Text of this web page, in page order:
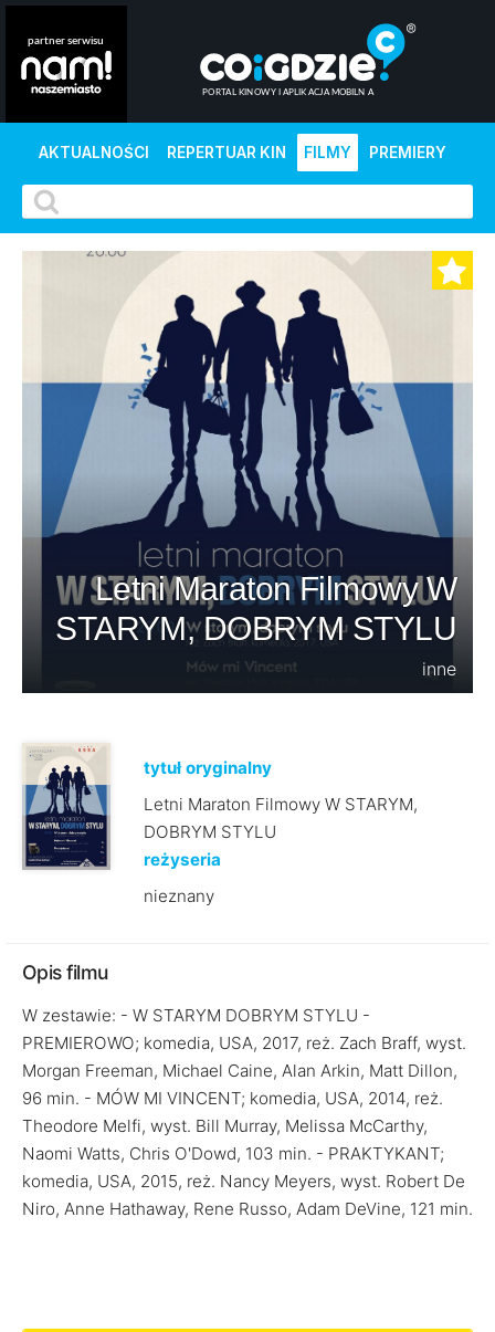
AKTUALNOŚCI REPERTUAR KIN FILMY PREMIERY
Letni Maraton Filmowy W
STARYM, DOBRYM STYLU
inne
tytuł oryginalny
Letni Maraton Filmowy W STARYM,
DOBRYM STYLU
reżyseria
nieznany
Opis filmu
W zestawie: - W STARYM DOBRYM STYLU -
PREMIEROWO; komedia, USA, 2017, reż. Zach Braff, wyst.
Morgan Freeman, Michael Caine, Alan Arkin, Matt Dillon,
96 min. - MÓW MI VINCENT; komedia, USA, 2014, reż.
Theodore Melfi, wyst. Bill Murray, Melissa McCarthy,
Naomi Watts, Chris O'Dowd, 103 min. - PRAKTYKANT;
komedia, USA, 2015, reż. Nancy Meyers, wyst. Robert De
Niro, Anne Hathaway, Rene Russo, Adam DeVine, 121 min.